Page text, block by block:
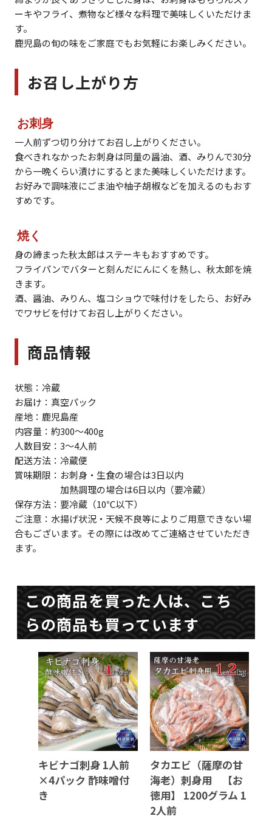
ーキやフライ、煮物など様々な料理で美味しくいただけま
す。
鹿児島の旬の味をご家庭でもお気軽にお楽しみください。
お召し上がり方
お刺身
一人前ずつ切り分けてお召し上がりください。
食べきれなかったお刺身は同量の醤油、酒、みりんで30分
から一晩くらい漬けにするとまた美味しくいただけます。
お好みで調味液にごま油や柚子胡椒などを加えるのもおす
すめです。
焼く
身の締まった秋太郎はステーキもおすすめです。
フライパンでバターと刻んだにんにくを熱し、秋太郎を焼
きます。
酒、醤油、みりん、塩コショウで味付けをしたら、お好み
でワサビを付けてお召し上がりください。
商品情報
状態：冷蔵
お届け：真空パック
産地：鹿児島産
内容量：約300～400g
人数目安：3～4人前
配送方法：冷蔵便
賞味期限：お刺身・生食の場合は3日以内
加熱調理の場合は6日以内（要冷蔵）
保存方法：要冷蔵（10℃以下）
ご注意：水揚げ状況・天候不良等によりご用意できない場
合もございます。その際には改めてご連絡させていただき
ます。
この商品を買った人は、こち
らの商品も買っています
キビナゴ刺身 1人前
×4パック 酢味噌付
き
タカエビ（薩摩の甘
海老）刺身用 【お
徳用】 1200グラム 1
2人前